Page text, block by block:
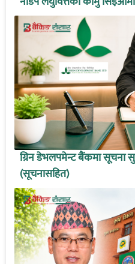
ग्रिन डेभलपमेन्ट बैंकमा सूचना
(सूचनासहित)